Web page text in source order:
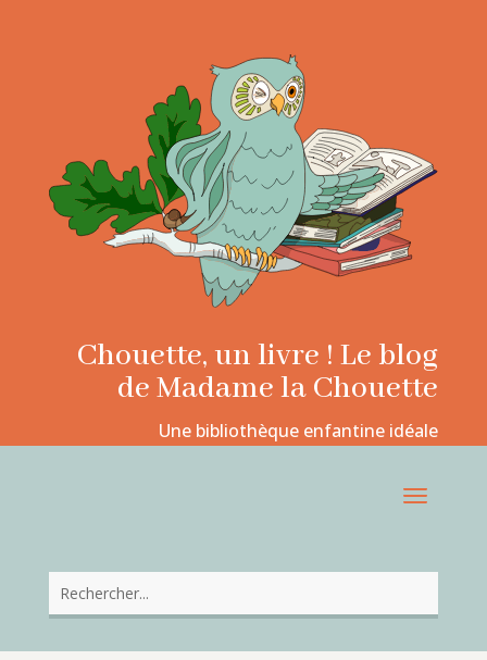
Chouette, un livre ! Le blog
de Madame la Chouette
Une bibliothèque enfantine idéale